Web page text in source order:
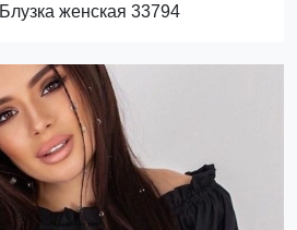
Блузка женская 33794